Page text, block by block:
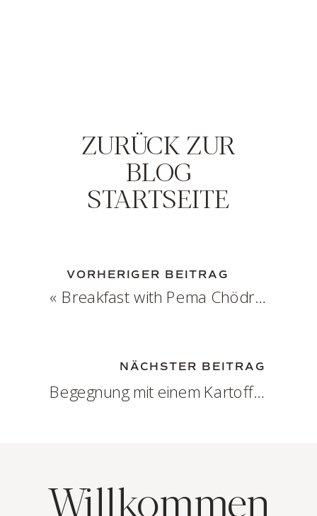
Begegnung mit einem Kartoffelkäfer
« Breakfast with Pema Chödrön
VORHERIGER BEITRAG
NÄCHSTER BEITRAG
ZURÜCK ZUR
BLOG
STARTSEITE
Willkommen